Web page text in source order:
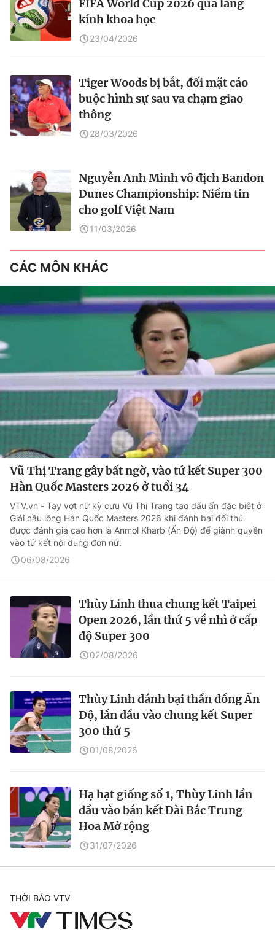
FIFA World Cup 2026 qua lăng
kính khoa học
23/04/2026
Tiger Woods bị bắt, đối mặt cáo
buộc hình sự sau va chạm giao
thông
28/03/2026
Nguyễn Anh Minh vô địch Bandon
Dunes Championship: Niềm tin
cho golf Việt Nam
11/03/2026
CÁC MÔN KHÁC
Vũ Thị Trang gây bất ngờ, vào tứ kết Super 300
Hàn Quốc Masters 2026 ở tuổi 34
VTV.vn - Tay vợt nữ kỳ cựu Vũ Thị Trang tạo dấu ấn đặc biệt ở
Giải cầu lông Hàn Quốc Masters 2026 khi đánh bại đối thủ
được đánh giá cao hơn là Anmol Kharb (Ấn Độ) để giành quyền
vào tứ kết nội dung đơn nữ.
06/08/2026
Thùy Linh thua chung kết Taipei
Open 2026, lần thứ 5 về nhì ở cấp
độ Super 300
02/08/2026
Thùy Linh đánh bại thần đồng Ấn
Độ, lần đầu vào chung kết Super
300 thứ 5
01/08/2026
Hạ hạt giống số 1, Thùy Linh lần
đầu vào bán kết Đài Bắc Trung
Hoa Mở rộng
31/07/2026
THỜI BÁO VTV